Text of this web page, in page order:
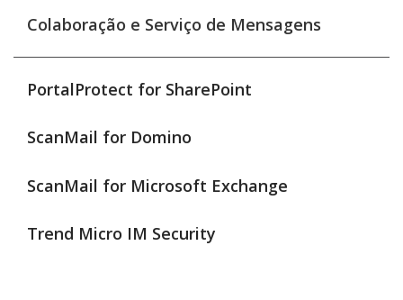
Colaboração e Serviço de Mensagens
PortalProtect for SharePoint
ScanMail for Domino
ScanMail for Microsoft Exchange
Trend Micro IM Security